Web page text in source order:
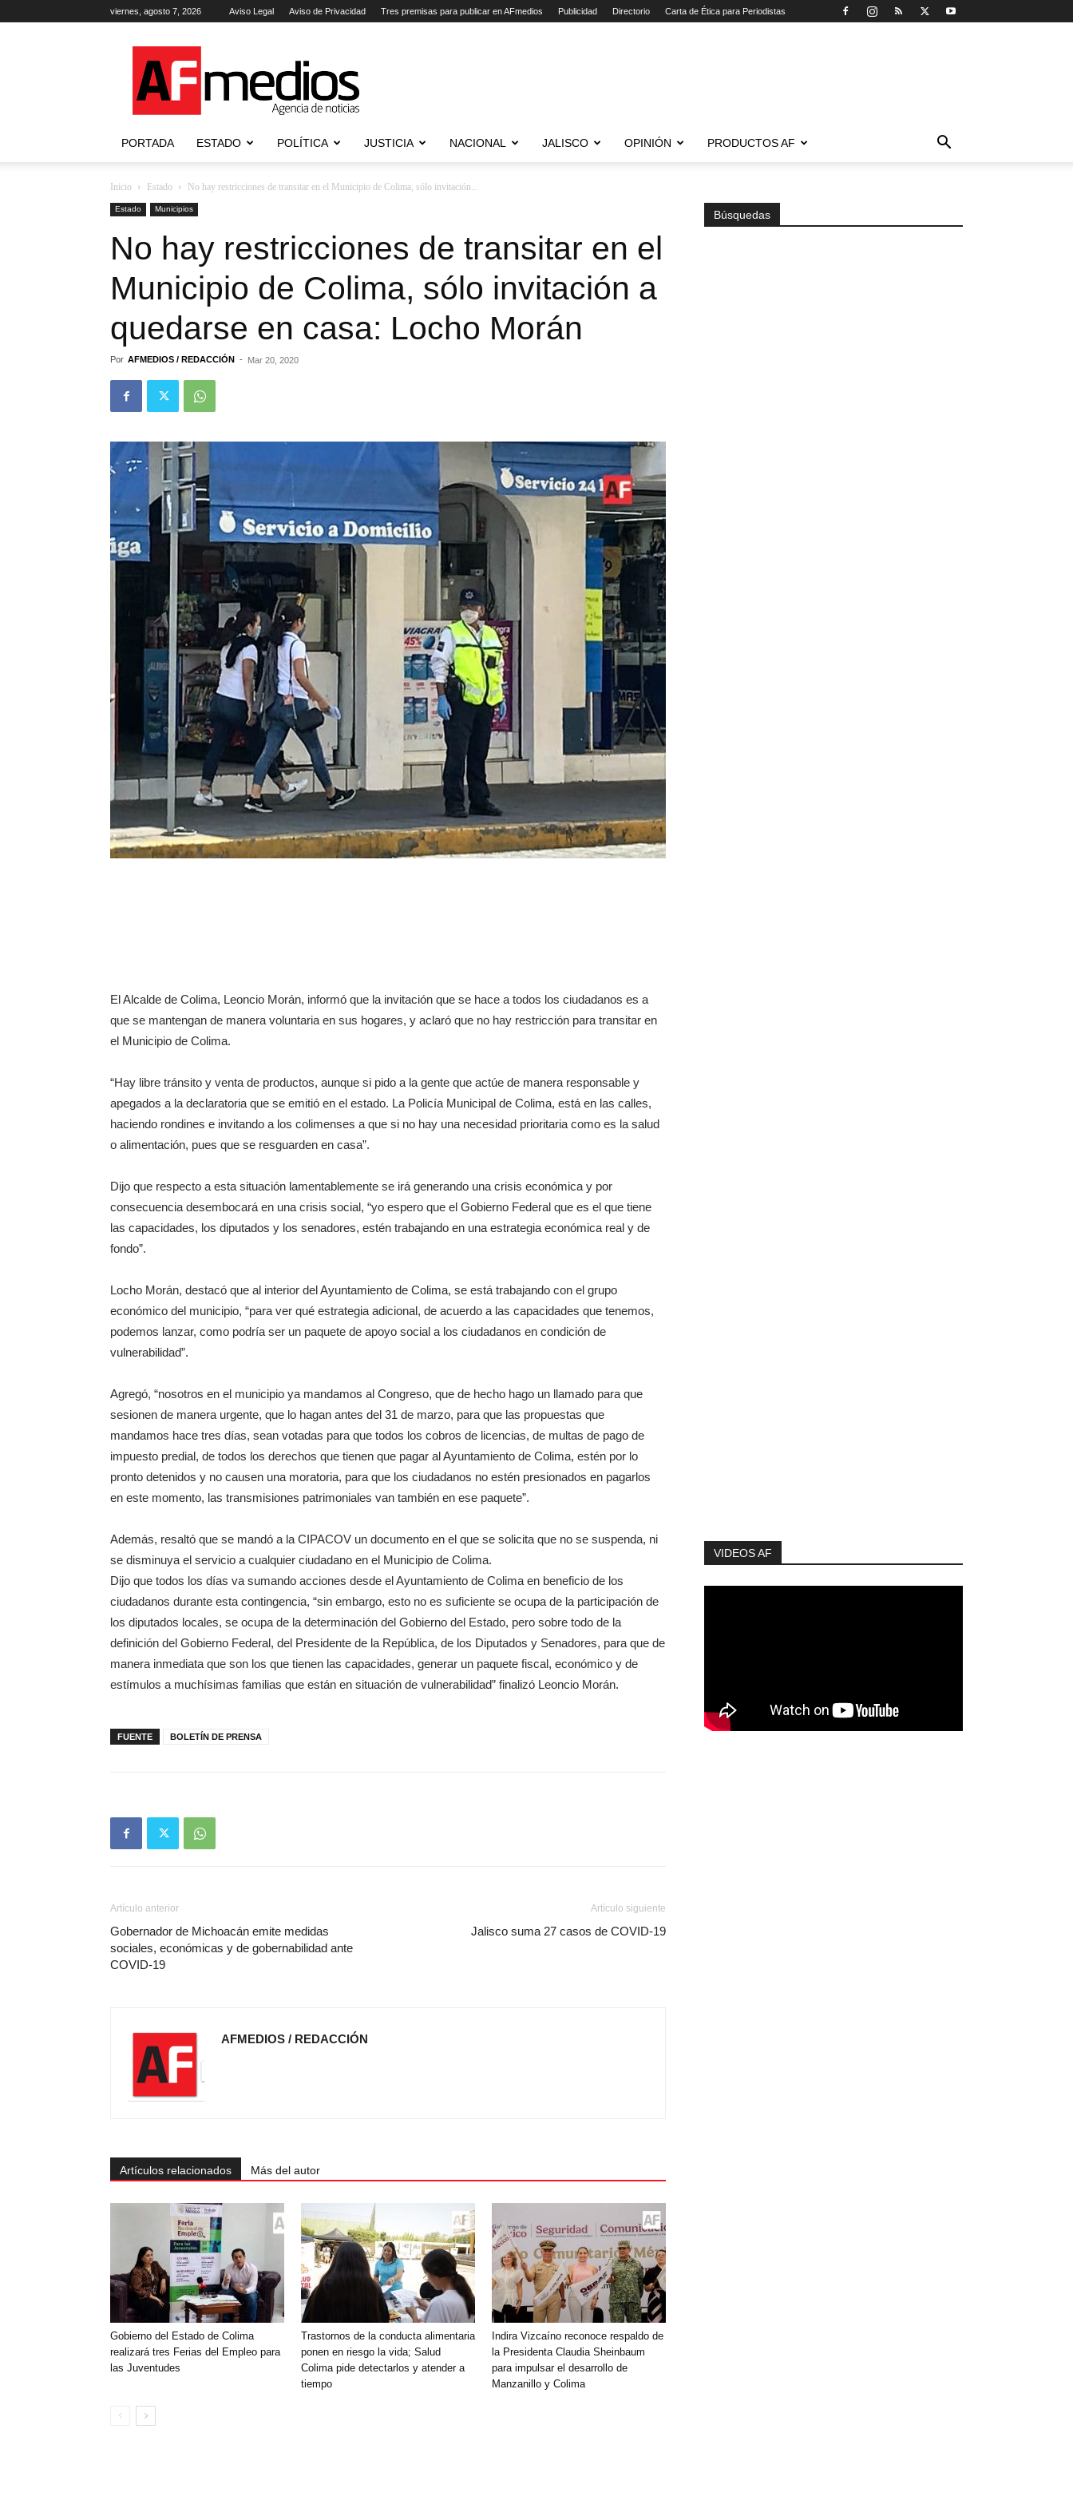
viernes, agosto 7, 2026 Aviso Legal Aviso de Privacidad Tres premisas para publicar en AFmedios Publicidad Directorio Carta de Ética para Periodistas
Agencia
de
Noticias
PORTADA ESTADO POLÍTICA JUSTICIA NACIONAL JALISCO OPINIÓN PRODUCTOS AF
Inicio Estado No hay restricciones de transitar en el Municipio de Colima, sólo invitación...
Estado Municipios
No hay restricciones de transitar en el
Municipio de Colima, sólo invitación a
quedarse en casa: Locho Morán
Por AFMEDIOS / REDACCIÓN - Mar 20, 2020
El Alcalde de Colima, Leoncio Morán, informó que la invitación que se hace a todos los ciudadanos es a
que se mantengan de manera voluntaria en sus hogares, y aclaró que no hay restricción para transitar en
el Municipio de Colima.
“Hay libre tránsito y venta de productos, aunque si pido a la gente que actúe de manera responsable y
apegados a la declaratoria que se emitió en el estado. La Policía Municipal de Colima, está en las calles,
haciendo rondines e invitando a los colimenses a que si no hay una necesidad prioritaria como es la salud
o alimentación, pues que se resguarden en casa”.
Dijo que respecto a esta situación lamentablemente se irá generando una crisis económica y por
consecuencia desembocará en una crisis social, “yo espero que el Gobierno Federal que es el que tiene
las capacidades, los diputados y los senadores, estén trabajando en una estrategia económica real y de
fondo”.
Locho Morán, destacó que al interior del Ayuntamiento de Colima, se está trabajando con el grupo
económico del municipio, “para ver qué estrategia adicional, de acuerdo a las capacidades que tenemos,
podemos lanzar, como podría ser un paquete de apoyo social a los ciudadanos en condición de
vulnerabilidad”.
Agregó, “nosotros en el municipio ya mandamos al Congreso, que de hecho hago un llamado para que
sesionen de manera urgente, que lo hagan antes del 31 de marzo, para que las propuestas que
mandamos hace tres días, sean votadas para que todos los cobros de licencias, de multas de pago de
impuesto predial, de todos los derechos que tienen que pagar al Ayuntamiento de Colima, estén por lo
pronto detenidos y no causen una moratoria, para que los ciudadanos no estén presionados en pagarlos
en este momento, las transmisiones patrimoniales van también en ese paquete”.
Además, resaltó que se mandó a la CIPACOV un documento en el que se solicita que no se suspenda, ni
se disminuya el servicio a cualquier ciudadano en el Municipio de Colima.
Dijo que todos los días va sumando acciones desde el Ayuntamiento de Colima en beneficio de los
ciudadanos durante esta contingencia, “sin embargo, esto no es suficiente se ocupa de la participación de
los diputados locales, se ocupa de la determinación del Gobierno del Estado, pero sobre todo de la
definición del Gobierno Federal, del Presidente de la República, de los Diputados y Senadores, para que de
manera inmediata que son los que tienen las capacidades, generar un paquete fiscal, económico y de
estímulos a muchísimas familias que están en situación de vulnerabilidad” finalizó Leoncio Morán.
FUENTE BOLETÍN DE PRENSA
Artículo anterior
Gobernador de Michoacán emite medidas
sociales, económicas y de gobernabilidad ante
COVID-19
Artículo siguiente
Jalisco suma 27 casos de COVID-19
AFMEDIOS / REDACCIÓN
Artículos relacionados Más del autor
Gobierno del Estado de Colima
realizará tres Ferias del Empleo para
las Juventudes
Trastornos de la conducta alimentaria
ponen en riesgo la vida; Salud
Colima pide detectarlos y atender a
tiempo
Indira Vizcaíno reconoce respaldo de
la Presidenta Claudia Sheinbaum
para impulsar el desarrollo de
Manzanillo y Colima
Búsquedas
VIDEOS AF